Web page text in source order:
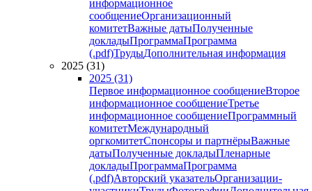
информационное
сообщениеОрганизационный
комитетВажные датыПолученные
докладыПрограммаПрограмма
(.pdf)ТрудыДополнительная информация
2025 (31)
2025 (31)
Первое информационное сообщениеВторое
информационное сообщениеТретье
информационное сообщениеПрограммный
комитетМеждународный
оргкомитетСпонсоры и партнёрыВажные
датыПолученные докладыПленарные
докладыПрограммаПрограмма
(.pdf)Авторский указательОрганизации-